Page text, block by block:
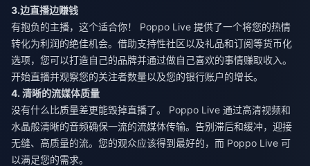
3.边直播边赚钱
有抱负的主播，这个适合你！ Poppo Live 提供了一个将您的热情
转化为利润的绝佳机会。借助支持性社区以及礼品和订阅等货币化
选项，您可以打造自己的品牌并通过做自己喜欢的事情赚取收入。
开始直播并观察您的关注者数量以及您的银行账户的增长。
4. 清晰的流媒体质量
没有什么比质量差更能毁掉直播了。 Poppo Live 通过高清视频和
水晶般清晰的音频确保一流的流媒体传输。告别滞后和缓冲，迎接
无缝、高质量的流。您的观众应该得到最好的，而 Poppo Live 可
以满足您的需求。